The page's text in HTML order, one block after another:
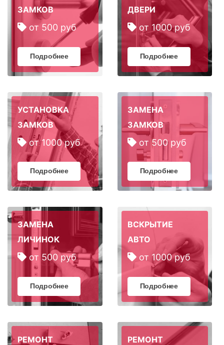
ЗАМКОВ
от 500 руб
Подробнее
ДВЕРИ
от 1000 руб
Подробнее
УСТАНОВКА
ЗАМКОВ
от 1000 руб
Подробнее
ЗАМЕНА
ЗАМКОВ
от 500 руб
Подробнее
ЗАМЕНА
ЛИЧИНОК
от 500 руб
Подробнее
ВСКРЫТИЕ
АВТО
от 1000 руб
Подробнее
РЕМОНТ
РЕМОНТ